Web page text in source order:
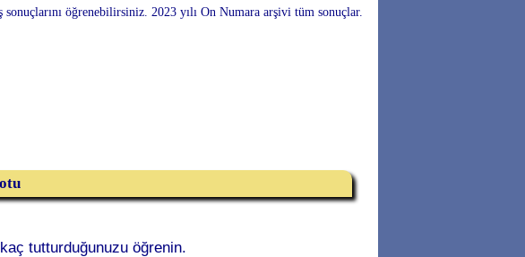
öğrenebilirsiniz. 2023 yılı On Numara arşivi tüm sonuçlar.
tutturduğunuzu öğrenin.